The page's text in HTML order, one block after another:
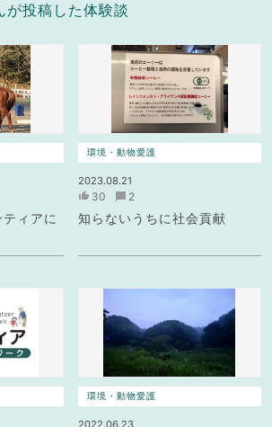
が投稿した体験談
ィアに
環境・動物愛護
2023.08.21
30 2
知らないうちに社会貢献
環境・動物愛護
2022.06.23